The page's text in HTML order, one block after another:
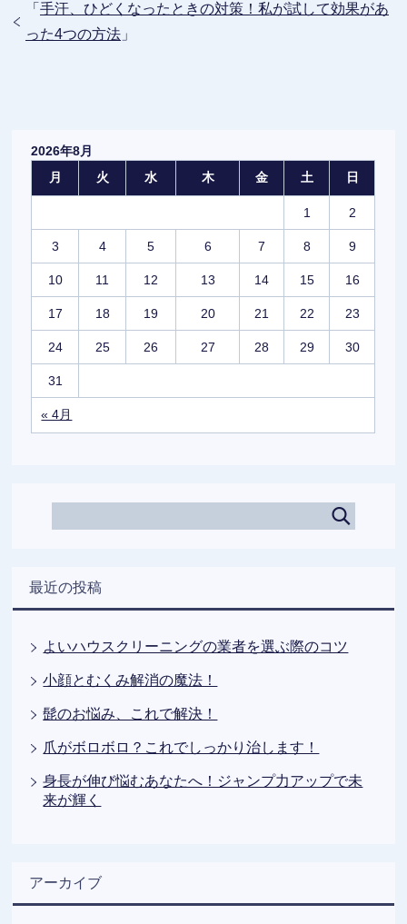
「 手汗、ひどくなったときの対策！私が試して効果があ
った4つの方法 」
2026年8月
月
火 水 木 金 土 日
« 4月
1 2
3 4 5 6 7 8 9
10 11 12 13 14 15 16
17 18 19 20 21 22 23
24 25 26 27 28 29 30
31
最近の投稿
よいハウスクリーニングの業者を選ぶ際のコツ
小顔とむくみ解消の魔法！
髭のお悩み、これで解決！
爪がボロボロ？これでしっかり治します！
身長が伸び悩むあなたへ！ジャンプ力アップで未
来が輝く
アーカイブ